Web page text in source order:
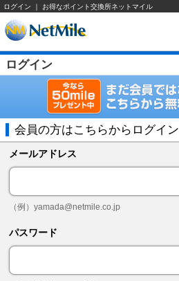
ログイン ｜ お得なポイント交換所ネットマイル
ログイン
会員の方はこちらからログイン
メールアドレス
（例）yamada@netmile.co.jp
パスワード